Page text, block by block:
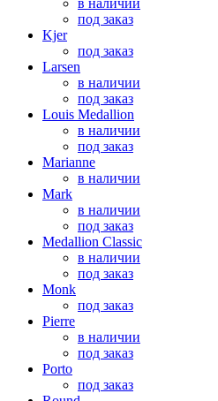
в наличии
под заказ
Kjer
под заказ
Larsen
в наличии
под заказ
Louis Medallion
в наличии
под заказ
Marianne
в наличии
Mark
в наличии
под заказ
Medallion Classic
в наличии
под заказ
Monk
под заказ
Pierre
в наличии
под заказ
Porto
под заказ